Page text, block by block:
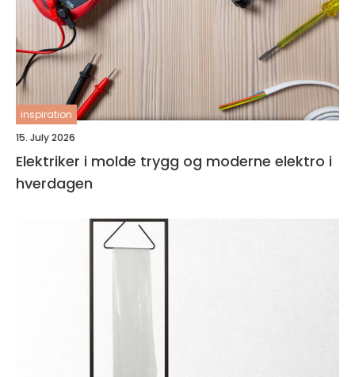
inspiration
15. July 2026
Elektriker i molde trygg og moderne elektro i
hverdagen